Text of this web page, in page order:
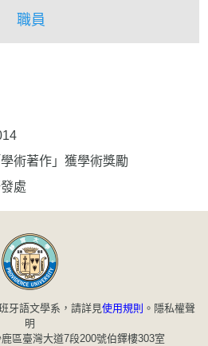
職員
學術著作」獲學術獎勵
處
牙語文學系，請詳見使用規則 。 隱私權聲
明
區臺灣大道7段200號伯鐸樓303室